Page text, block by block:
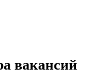
вакансий